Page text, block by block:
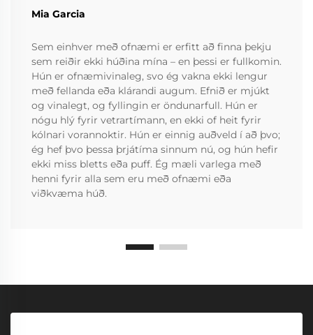
Mia Garcia
Sem einhver með ofnæmi er erfitt að finna þekju
sem reiðir ekki húðina mína – en þessi er fullkomin.
Hún er ofnæmivinaleg, svo ég vakna ekki lengur
með fellanda eða klárandi augum. Efnið er mjúkt
og vinalegt, og fyllingin er öndunarfull. Hún er
nógu hlý fyrir vetrartímann, en ekki of heit fyrir
kólnari vorannoktir. Hún er einnig auðveld í að þvo;
ég hef þvo þessa þrjátíma sinnum nú, og hún hefir
ekki miss bletts eða puff. Ég mæli varlega með
henni fyrir alla sem eru með ofnæmi eða
viðkvæma húð.